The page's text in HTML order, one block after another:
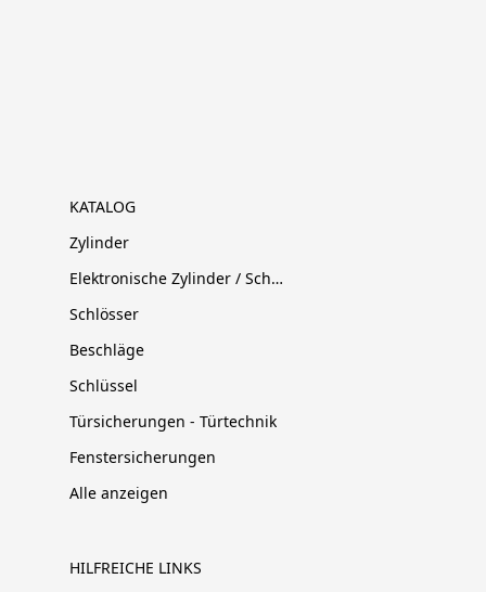
KATALOG
Zylinder
Elektronische Zylinder / Schließsysteme
Schlösser
Beschläge
Schlüssel
Türsicherungen - Türtechnik
Fenstersicherungen
Alle anzeigen
HILFREICHE LINKS